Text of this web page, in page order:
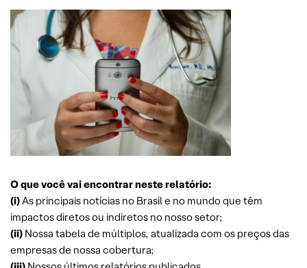
O que você vai encontrar neste relatório:
(i)As principais notícias no Brasil e no mundo que têm
impactos diretos ou indiretos no nosso setor;
(ii) Nossa tabela de múltiplos, atualizada com os preços das
empresas de nossa cobertura;